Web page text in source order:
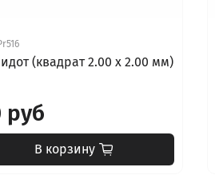
(квадрат 2.00 х 2.00 мм)
руб
В корзину